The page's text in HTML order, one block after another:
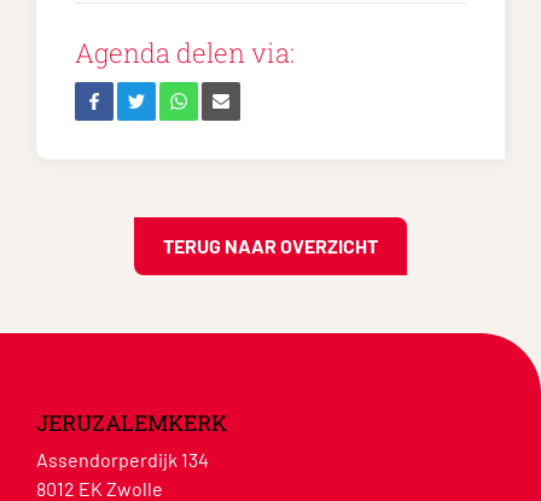
Agenda delen via:
TERUG NAAR OVERZICHT
JERUZALEMKERK
Assendorperdijk 134
8012 EK Zwolle